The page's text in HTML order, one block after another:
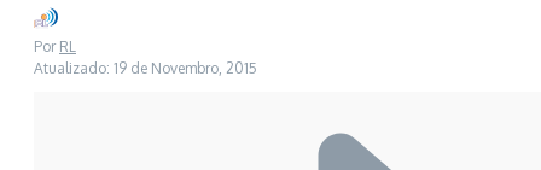
Por RL
Atualizado: 19 de Novembro, 2015